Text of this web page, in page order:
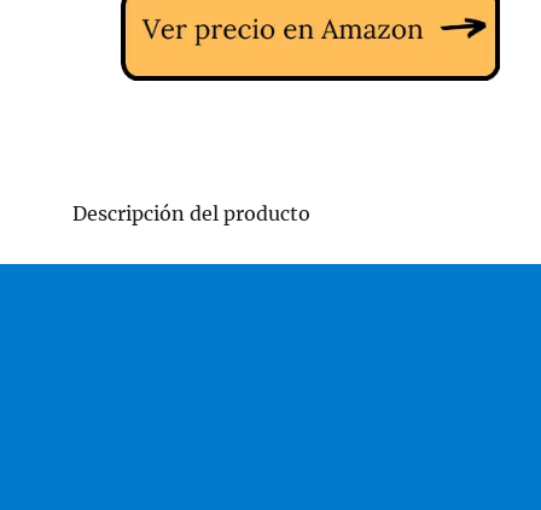
Descripción del producto